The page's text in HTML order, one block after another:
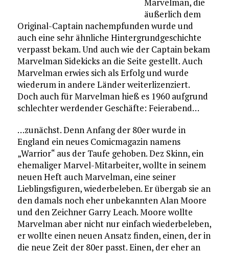
äußerlich dem
Original-Captain nachempfunden wurde und
auch eine sehr ähnliche Hintergrundgeschichte
verpasst bekam. Und auch wie der Captain bekam
Marvelman Sidekicks an die Seite gestellt. Auch
Marvelman erwies sich als Erfolg und wurde
wiederum in andere Länder weiterlizenziert.
Doch auch für Marvelman hieß es 1960 aufgrund
schlechter werdender Geschäfte: Feierabend…
…zunächst. Denn Anfang der 80er wurde in
England ein neues Comicmagazin namens
„Warrior“ aus der Taufe gehoben. Dez Skinn, ein
ehemaliger Marvel-Mitarbeiter, wollte in seinem
neuen Heft auch Marvelman, eine seiner
Lieblingsfiguren, wiederbeleben. Er übergab sie an
den damals noch eher unbekannten Alan Moore
und den Zeichner Garry Leach. Moore wollte
Marvelman aber nicht nur einfach wiederbeleben,
er wollte einen neuen Ansatz finden, einen, der in
die neue Zeit der 80er passt. Einen, der eher an